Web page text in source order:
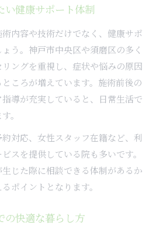
い健康サポート体制
内容や技術だけでなく、健康サポ
う。神戸市中央区や須磨区の多く
ングを重視し、症状や悩みの原因
ころが増えています。施術前後の
導が充実していると、日常生活で
。
対応、女性スタッフ在籍など、利
スを提供している院も多いです。
じた際に相談できる体制があるか
ポイントとなります。
の快適な暮らし方